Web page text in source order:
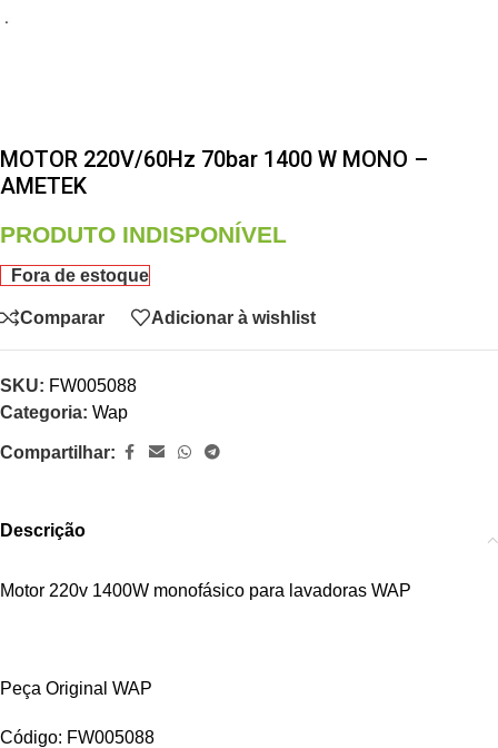
MOTOR 220V/60Hz 70bar 1400 W MONO –
AMETEK
PRODUTO INDISPONÍVEL
Fora de estoque
Comparar Adicionar à wishlist
SKU: FW005088
Categoria: Wap
Compartilhar:
Descrição
Motor 220v 1400W monofásico para lavadoras WAP
Peça Original WAP
Código: FW005088